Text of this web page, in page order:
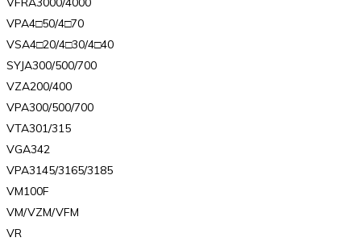
VPA4□50/4□70
VSA4□20/4□30/4□40
SYJA300/500/700
VZA200/400
VPA300/500/700
VTA301/315
VGA342
VPA3145/3165/3185
VM100F
VM/VZM/VFM
VR